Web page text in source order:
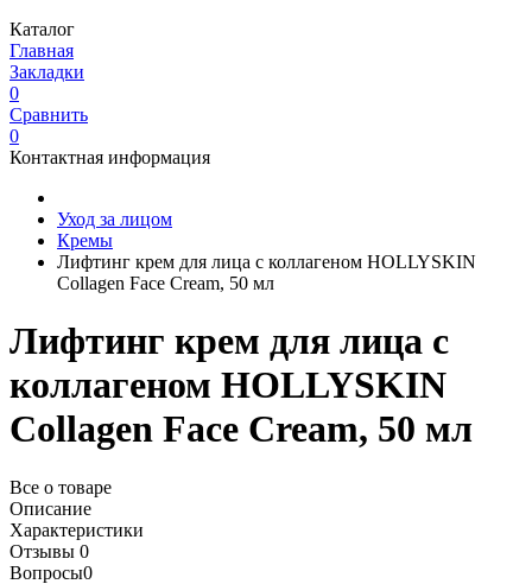
Каталог
Главная
Закладки
0
Сравнить
0
Контактная информация
Уход за лицом
Кремы
Лифтинг крем для лица с коллагеном HOLLYSKIN
Collagen Face Cream, 50 мл
Лифтинг крем для лица с
коллагеном HOLLYSKIN
Collagen Face Cream, 50 мл
Все о товаре
Описание
Характеристики
Отзывы 0
Вопросы0